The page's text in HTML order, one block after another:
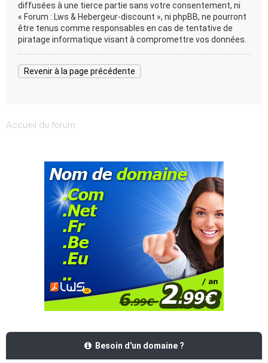
diffusées à une tierce partie sans votre consentement, ni
« Forum : Lws & Hebergeur-discount », ni phpBB, ne pourront
être tenus comme responsables en cas de tentative de
piratage informatique visant à compromettre vos données.
Revenir à la page précédente
Accueil du forum
Besoin d'un domaine ?